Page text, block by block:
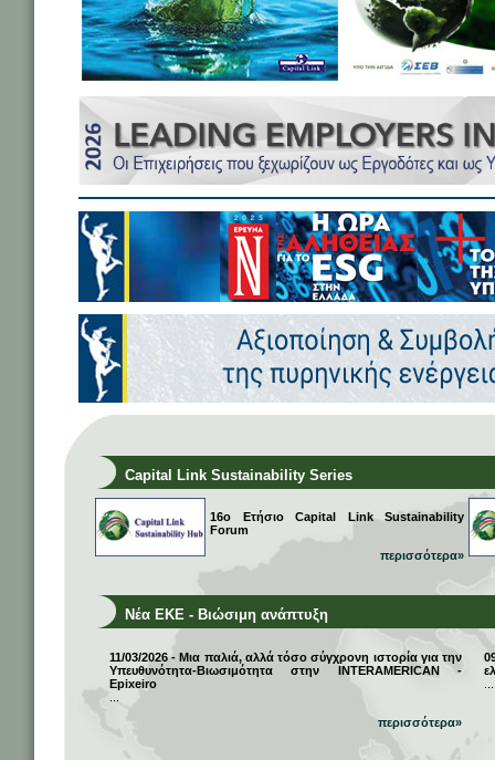
Capital Link Sustainability Series
16ο Ετήσιο Capital Link Sustainability
Forum
περισσότερα»
Νέα ΕΚΕ - Βιώσιμη ανάπτυξη
11/03/2026 - Μια παλιά, αλλά τόσο σύγχρονη ιστορία για την
Υπευθυνότητα-Βιωσιμότητα στην INTERAMERICAN -
Epixeiro
περισσότερα»